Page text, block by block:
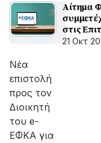
Αίτημα
στις
21 Οκτ
Νέα
επιστολή
προς τον
Διοικητή
του e-
ΕΦΚΑ για